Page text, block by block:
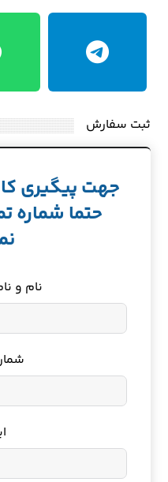
ثبت سفارش
جهت پیگیری
حتما شماره
نام و